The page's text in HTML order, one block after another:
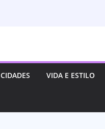
CIDADES VIDA E ESTILO